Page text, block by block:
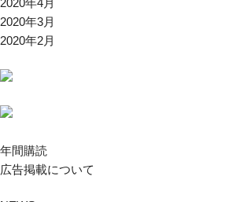
2020年4月
2020年3月
2020年2月
年間購読
広告掲載について